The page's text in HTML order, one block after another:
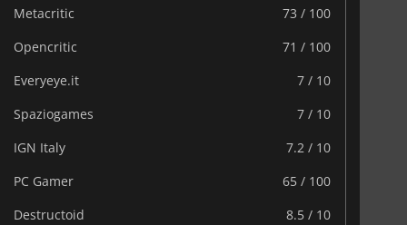
Metacritic
73 / 100
Opencritic
71 / 100
Everyeye.it
7 / 10
Spaziogames
7 / 10
IGN Italy
7.2 / 10
PC Gamer
65 / 100
Destructoid
8.5 / 10